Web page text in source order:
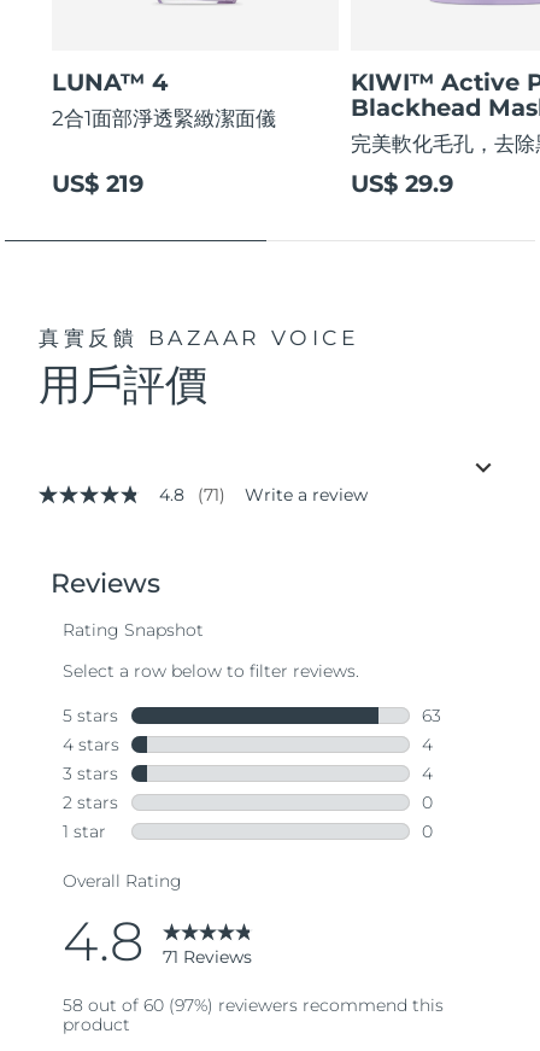
LUNA™ 4
2合1面部淨透緊緻潔面儀
US$ 219
KIWI™ Active
Blackhead
完美軟化毛孔，去
US$ 29.9
真實反饋 BAZAAR VOICE
用戶評價
4.8
stars,
average
value.
Same
page
link.
4.8 (71) Write a review